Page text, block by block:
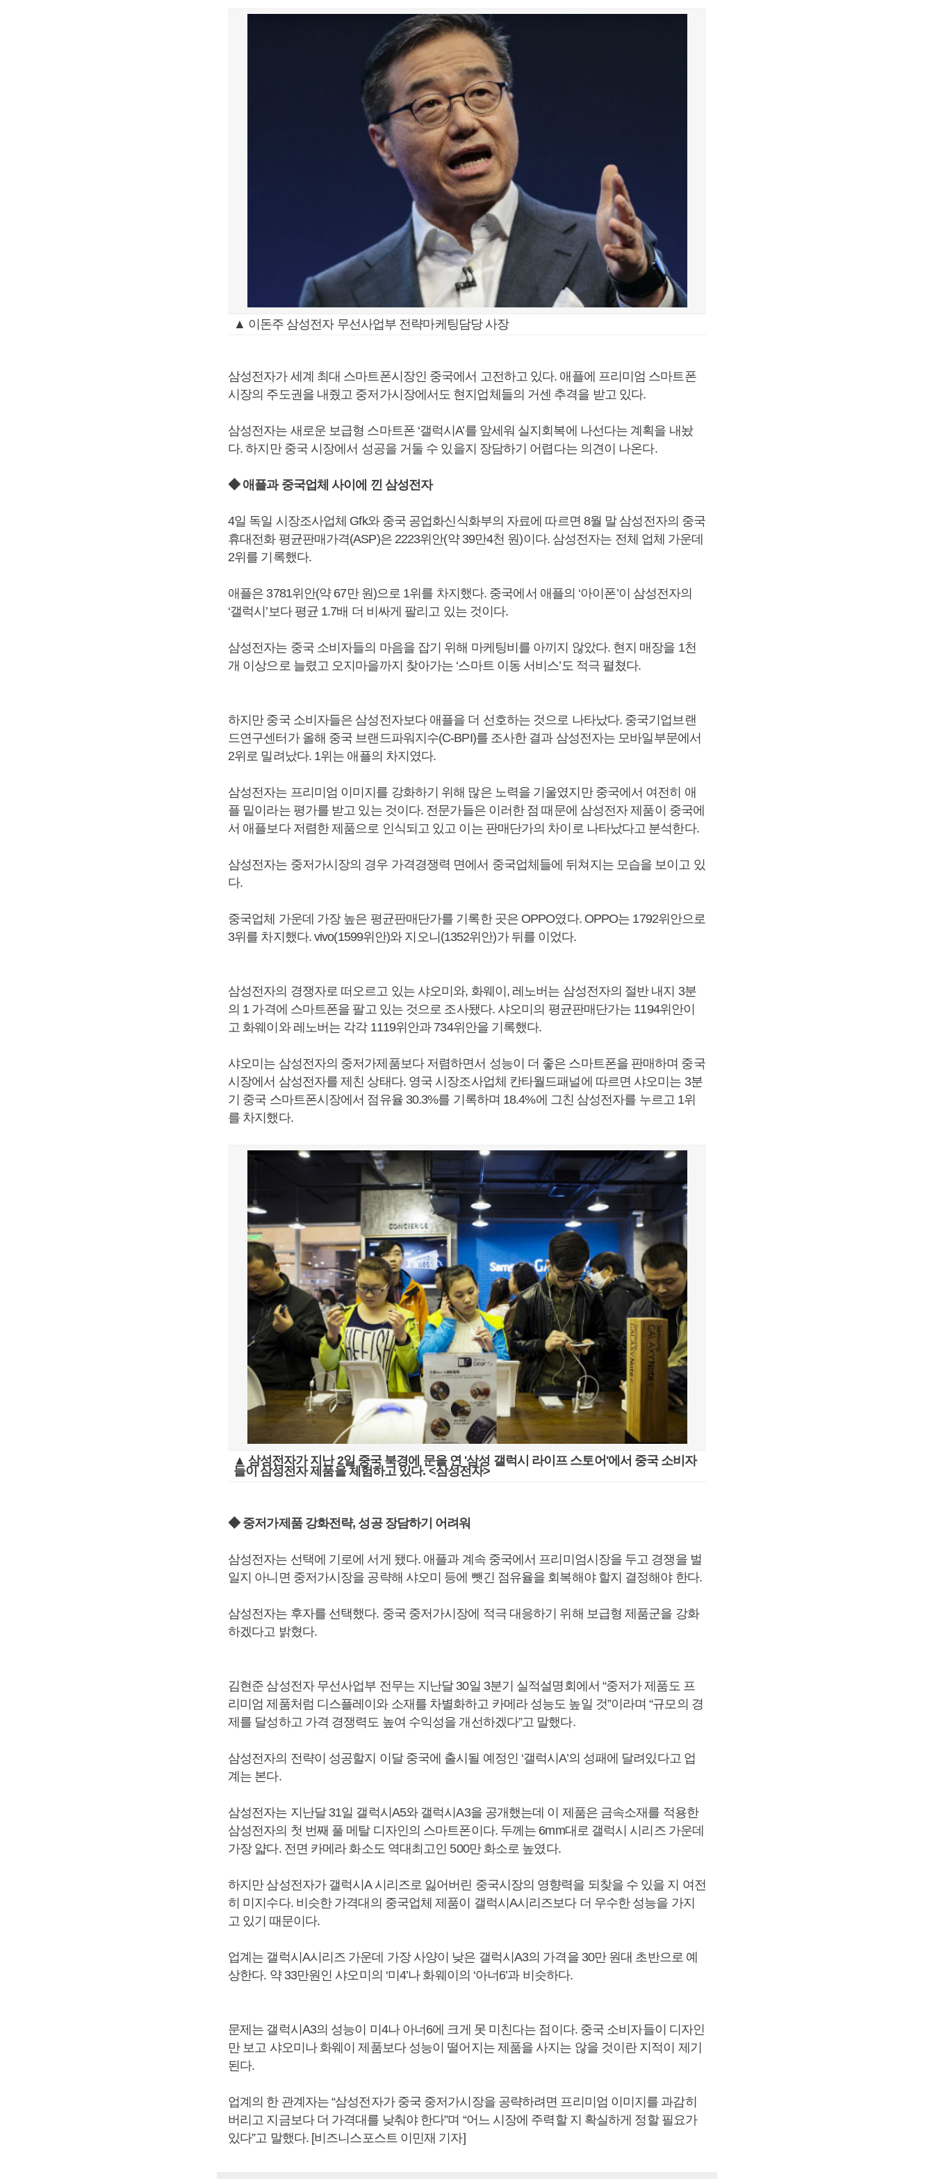
▲ 이돈주 삼성전자 무선사업부 전략마케팅담당 사장
삼성전자가 세계 최대 스마트폰시장인 중국에서 고전하고 있다. 애플에 프리미엄 스마트폰
시장의 주도권을 내줬고 중저가시장에서도 현지업체들의 거센 추격을 받고 있다.
삼성전자는 새로운 보급형 스마트폰 ‘갤럭시A’를 앞세워 실지회복에 나선다는 계획을 내놨
다. 하지만 중국 시장에서 성공을 거둘 수 있을지 장담하기 어렵다는 의견이 나온다.
◆ 애플과 중국업체 사이에 낀 삼성전자
4일 독일 시장조사업체 Gfk와 중국 공업화신식화부의 자료에 따르면 8월 말 삼성전자의 중국
휴대전화 평균판매가격(ASP)은 2223위안(약 39만4천 원)이다. 삼성전자는 전체 업체 가운데
2위를 기록했다.
애플은 3781위안(약 67만 원)으로 1위를 차지했다. 중국에서 애플의 ‘아이폰’이 삼성전자의
‘갤럭시’보다 평균 1.7배 더 비싸게 팔리고 있는 것이다.
삼성전자는 중국 소비자들의 마음을 잡기 위해 마케팅비를 아끼지 않았다. 현지 매장을 1천
개 이상으로 늘렸고 오지마을까지 찾아가는 ‘스마트 이동 서비스’도 적극 펼쳤다.
하지만 중국 소비자들은 삼성전자보다 애플을 더 선호하는 것으로 나타났다. 중국기업브랜
드연구센터가 올해 중국 브랜드파워지수(C-BPI)를 조사한 결과 삼성전자는 모바일부문에서
2위로 밀려났다. 1위는 애플의 차지였다.
삼성전자는 프리미엄 이미지를 강화하기 위해 많은 노력을 기울였지만 중국에서 여전히 애
플 밑이라는 평가를 받고 있는 것이다. 전문가들은 이러한 점 때문에 삼성전자 제품이 중국에
서 애플보다 저렴한 제품으로 인식되고 있고 이는 판매단가의 차이로 나타났다고 분석한다.
삼성전자는 중저가시장의 경우 가격경쟁력 면에서 중국업체들에 뒤쳐지는 모습을 보이고 있
다.
중국업체 가운데 가장 높은 평균판매단가를 기록한 곳은 OPPO였다. OPPO는 1792위안으로
3위를 차지했다. vivo(1599위안)와 지오니(1352위안)가 뒤를 이었다.
삼성전자의 경쟁자로 떠오르고 있는 샤오미와, 화웨이, 레노버는 삼성전자의 절반 내지 3분
의 1 가격에 스마트폰을 팔고 있는 것으로 조사됐다. 샤오미의 평균판매단가는 1194위안이
고 화웨이와 레노버는 각각 1119위안과 734위안을 기록했다.
샤오미는 삼성전자의 중저가제품보다 저렴하면서 성능이 더 좋은 스마트폰을 판매하며 중국
시장에서 삼성전자를 제친 상태다. 영국 시장조사업체 칸타월드패널에 따르면 샤오미는 3분
기 중국 스마트폰시장에서 점유율 30.3%를 기록하며 18.4%에 그친 삼성전자를 누르고 1위
를 차지했다.
▲ 삼성전자가 지난 2일 중국 북경에 문을 연 '삼성 갤럭시 라이프 스토어'에서 중국 소비자
들이 삼성전자 제품을 체험하고 있다. <삼성전자>
◆ 중저가제품 강화전략, 성공 장담하기 어려워
삼성전자는 선택에 기로에 서게 됐다. 애플과 계속 중국에서 프리미엄시장을 두고 경쟁을 벌
일지 아니면 중저가시장을 공략해 샤오미 등에 뺏긴 점유율을 회복해야 할지 결정해야 한다.
삼성전자는 후자를 선택했다. 중국 중저가시장에 적극 대응하기 위해 보급형 제품군을 강화
하겠다고 밝혔다.
김현준 삼성전자 무선사업부 전무는 지난달 30일 3분기 실적설명회에서 “중저가 제품도 프
리미엄 제품처럼 디스플레이와 소재를 차별화하고 카메라 성능도 높일 것”이라며 “규모의 경
제를 달성하고 가격 경쟁력도 높여 수익성을 개선하겠다”고 말했다.
삼성전자의 전략이 성공할지 이달 중국에 출시될 예정인 ‘갤럭시A’의 성패에 달려있다고 업
계는 본다.
삼성전자는 지난달 31일 갤럭시A5와 갤럭시A3을 공개했는데 이 제품은 금속소재를 적용한
삼성전자의 첫 번째 풀 메탈 디자인의 스마트폰이다. 두께는 6mm대로 갤럭시 시리즈 가운데
가장 얇다. 전면 카메라 화소도 역대최고인 500만 화소로 높였다.
하지만 삼성전자가 갤럭시A 시리즈로 잃어버린 중국시장의 영향력을 되찾을 수 있을 지 여전
히 미지수다. 비슷한 가격대의 중국업체 제품이 갤럭시A시리즈보다 더 우수한 성능을 가지
고 있기 때문이다.
업계는 갤럭시A시리즈 가운데 가장 사양이 낮은 갤럭시A3의 가격을 30만 원대 초반으로 예
상한다. 약 33만원인 샤오미의 ‘미4’나 화웨이의 ‘아너6’과 비슷하다.
문제는 갤럭시A3의 성능이 미4나 아너6에 크게 못 미친다는 점이다. 중국 소비자들이 디자인
만 보고 샤오미나 화웨이 제품보다 성능이 떨어지는 제품을 사지는 않을 것이란 지적이 제기
된다.
업계의 한 관계자는 “삼성전자가 중국 중저가시장을 공략하려면 프리미엄 이미지를 과감히
버리고 지금보다 더 가격대를 낮춰야 한다”며 “어느 시장에 주력할 지 확실하게 정할 필요가
있다”고 말했다. [비즈니스포스트 이민재 기자]